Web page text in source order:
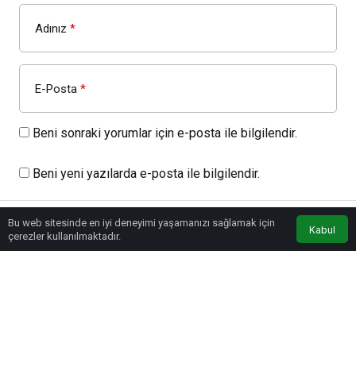
Adınız *
E-Posta *
Beni sonraki yorumlar için e-posta ile bilgilendir.
Beni yeni yazılarda e-posta ile bilgilendir.
YORUM GÖNDER GIRIŞ YAP
Bu web sitesinde en iyi deneyimi yaşamanızı sağlamak için
çerezler kullanılmaktadır.
Kabul